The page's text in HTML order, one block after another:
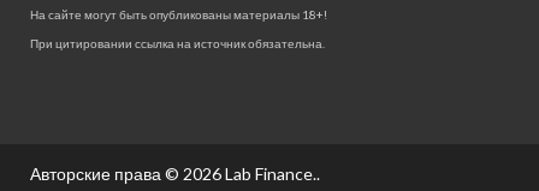
На сайте могут быть опубликованы материалы 18+!
При цитировании ссылка на источник обязательна.
Авторские права © 2026Lab Finance..